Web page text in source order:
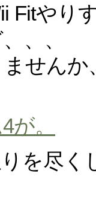
Fitやり
、、
せんか
。
を尽く